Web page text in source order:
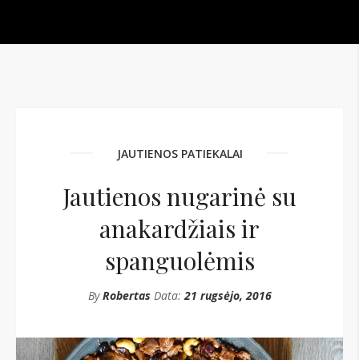
JAUTIENOS PATIEKALAI
Jautienos nugarinė su
anakardžiais ir
spanguolėmis
ByRobertas Data:21 rugsėjo, 2016